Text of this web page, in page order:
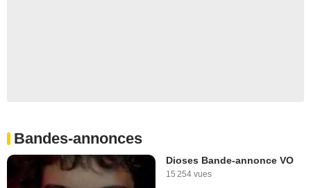
Bandes-annonces
Dioses Bande-annonce VO
15 254 vues